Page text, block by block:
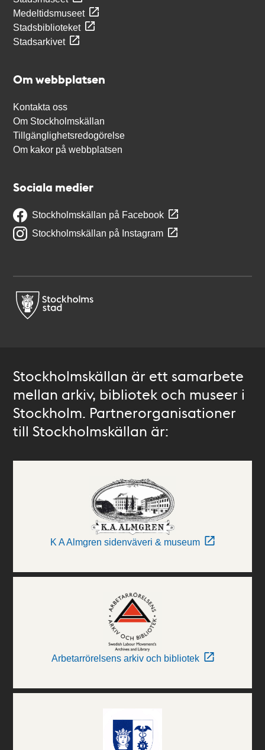
Medeltidsmuseet
Stadsbiblioteket
Stadsarkivet
Om webbplatsen
Kontakta oss
Om Stockholmskällan
Tillgänglighetsredogörelse
Om kakor på webbplatsen
Sociala medier
Stockholmskällan på Facebook
Stockholmskällan på Instagram
Stockholmskällan är ett samarbete
mellan arkiv, bibliotek och museer i
Stockholm. Partnerorganisationer
till Stockholmskällan är:
K A Almgren sidenväveri & museum
Arbetarrörelsens arkiv och bibliotek